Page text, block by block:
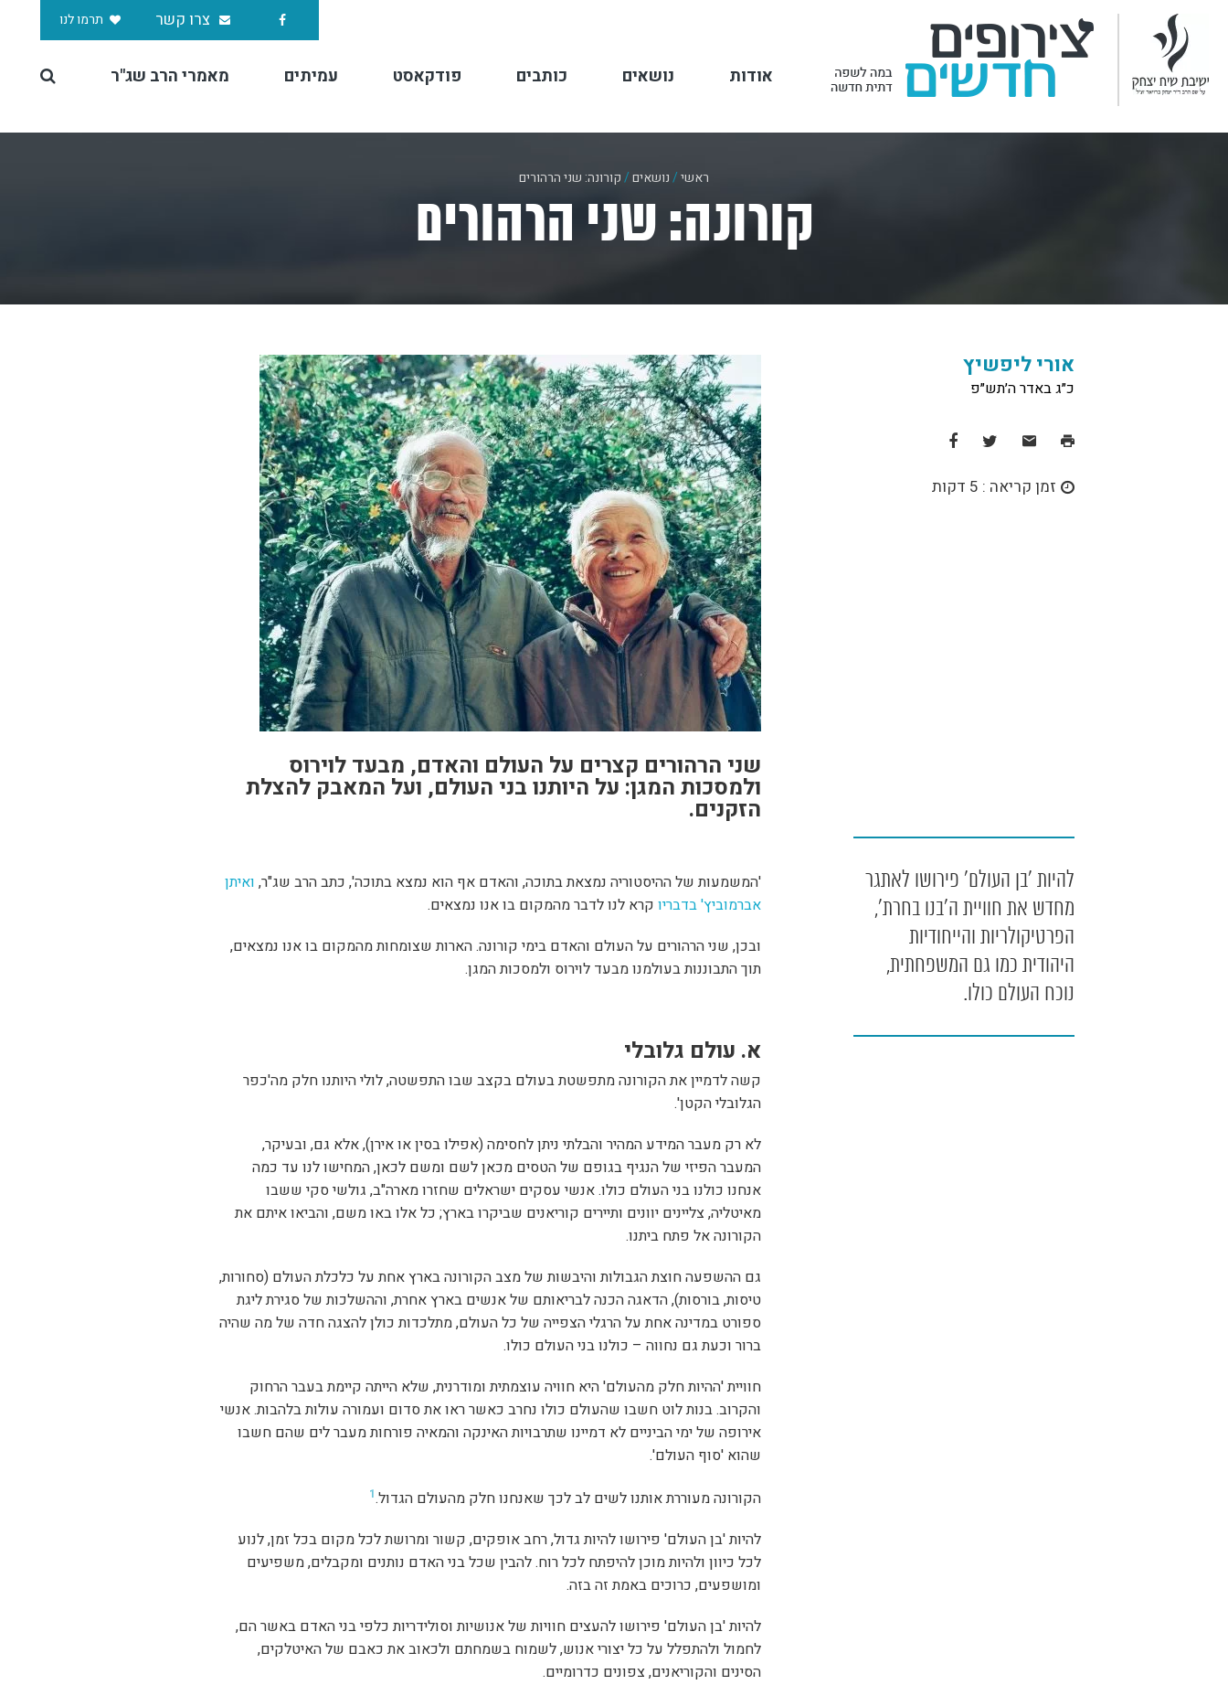
תרמו לנו צרו קשר
אודות נושאים כותבים פודקאסט עמיתים מאמרי הרב שג"ר
ראשי/נושאים/קורונה: שני הרהורים
קורונה: שני הרהורים
אורי ליפשיץ
כ״ג באדר ה׳תש״פ
זמן קריאה : 5 דקות
להיות 'בן העולם' פירושו לאתגר
מחדש את חוויית ה'בנו בחרת',
הפרטיקולריות והייחודיות
היהודית כמו גם המשפחתית,
נוכח העולם כולו.
שני הרהורים קצרים על העולם והאדם, מבעד לוירוס
ולמסכות המגן: על היותנו בני העולם, ועל המאבק להצלת
הזקנים.
'המשמעות של ההיסטוריה נמצאת בתוכה, והאדם אף הוא נמצא בתוכה', כתב הרב שג"ר, ואיתן
אברמוביץ' בדבריוקרא לנו לדבר מהמקום בו אנו נמצאים.
ובכן, שני הרהורים על העולם והאדם בימי קורונה. הארות שצומחות מהמקום בו אנו נמצאים,
תוך התבוננות בעולמנו מבעד לוירוס ולמסכות המגן.
א. עולם גלובלי
קשה לדמיין את הקורונה מתפשטת בעולם בקצב שבו התפשטה, לולי היותנו חלק מה'כפר
הגלובלי הקטן'.
לא רק מעבר המידע המהיר והבלתי ניתן לחסימה (אפילו בסין או אירן), אלא גם, ובעיקר,
המעבר הפיזי של הנגיף בגופם של הטסים מכאן לשם ומשם לכאן, המחישו לנו עד כמה
אנחנו כולנו בני העולם כולו. אנשי עסקים ישראלים שחזרו מארה"ב, גולשי סקי ששבו
מאיטליה, צליינים יוונים ותיירים קוריאנים שביקרו בארץ; כל אלו באו משם, והביאו איתם את
הקורונה אל פתח ביתנו.
גם ההשפעה חוצת הגבולות והיבשות של מצב הקורונה בארץ אחת על כלכלת העולם (סחורות,
טיסות, בורסות), הדאגה הכנה לבריאותם של אנשים בארץ אחרת, וההשלכות של סגירת ליגת
ספורט במדינה אחת על הרגלי הצפייה של כל העולם, מתלכדות כולן להצגה חדה של מה שהיה
ברור וכעת גם נחווה – כולנו בני העולם כולו.
חוויית 'ההיות חלק מהעולם' היא חוויה עוצמתית ומודרנית, שלא הייתה קיימת בעבר הרחוק
והקרוב. בנות לוט חשבו שהעולם כולו נחרב כאשר ראו את סדום ועמורה עולות בלהבות. אנשי
אירופה של ימי הביניים לא דמיינו שתרבויות האינקה והמאיה פורחות מעבר לים שהם חשבו
שהוא 'סוף העולם'.
הקורונה מעוררת אותנו לשים לב לכך שאנחנו חלק מהעולם הגדול.1
להיות 'בן העולם' פירושו להיות גדול, רחב אופקים, קשור ומרושת לכל מקום בכל זמן, לנוע
לכל כיוון ולהיות מוכן להיפתח לכל רוח. להבין שכל בני האדם נותנים ומקבלים, משפיעים
ומושפעים, כרוכים באמת זה בזה.
להיות 'בן העולם' פירושו להעצים חוויות של אנושיות וסולידריות כלפי בני האדם באשר הם,
לחמול ולהתפלל על כל יצורי אנוש, לשמוח בשמחתם ולכאוב את כאבם של האיטלקים,
הסינים והקוריאנים, צפונים כדרומיים.